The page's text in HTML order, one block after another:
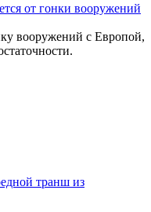
от гонки вооружений
вооружений с Европой,
транш из